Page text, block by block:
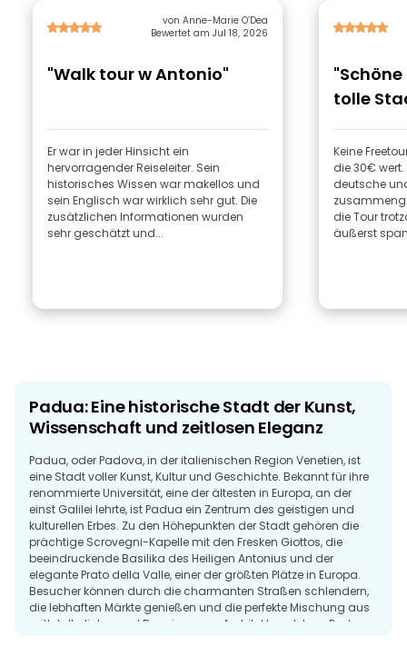
von Anne-Marie O’Dea
Bewertet am Jul 18, 2026
"Walk tour w Antonio"
Er war in jeder Hinsicht ein
hervorragender Reiseleiter. Sein
historisches Wissen war makellos und
sein Englisch war wirklich sehr gut. Die
zusätzlichen Informationen wurden
sehr geschätzt und...
tolle
Keine
die 30€
deutsche
die Tour
äußerst
Padua: Eine historische Stadt der Kunst,
Wissenschaft und zeitlosen Eleganz
Padua, oder Padova, in der italienischen Region Venetien, ist
eine Stadt voller Kunst, Kultur und Geschichte. Bekannt für ihre
renommierte Universität, eine der ältesten in Europa, an der
einst Galilei lehrte, ist Padua ein Zentrum des geistigen und
kulturellen Erbes. Zu den Höhepunkten der Stadt gehören die
prächtige Scrovegni-Kapelle mit den Fresken Giottos, die
beeindruckende Basilika des Heiligen Antonius und der
elegante Prato della Valle, einer der größten Plätze in Europa.
Besucher können durch die charmanten Straßen schlendern,
die lebhaften Märkte genießen und die perfekte Mischung aus
mittelalterlicher und Renaissance-Architektur erleben. Padua